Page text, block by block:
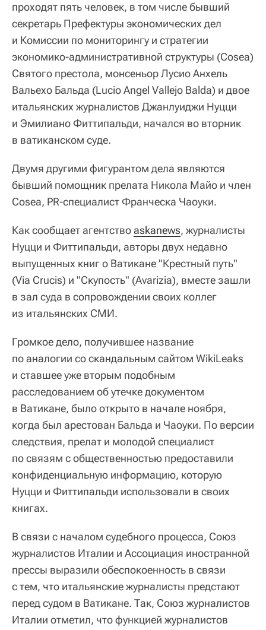
проходят пять человек, в том числе бывший
секретарь Префектуры экономических дел
и Комиссии по мониторингу и стратегии
экономико-административной структуры (Cosea)
Святого престола, монсеньор Лусио Анхель
Вальехо Бальда (Lucio Angel Vallejo Balda) и двое
итальянских журналистов Джанлуиджи Нуцци
и Эмилиано Фиттипальди, начался во вторник
в ватиканском суде.
Двумя другими фигурантом дела являются
бывший помощник прелата Никола Майо и член
Cosea, PR-специалист Франческа Чаоуки.
Как сообщает агентствоaskanews, журналисты
Нуцци и Фиттипальди, авторы двух недавно
выпущенных книг о Ватикане "Крестный путь"
(Via Crucis) и "Скупость" (Avarizia), вместе зашли
в зал суда в сопровождении своих коллег
из итальянских СМИ.
Громкое дело, получившее название
по аналогии со скандальным сайтом WikiLeaks
и ставшее уже вторым подобным
расследованием об утечке документом
в Ватикане, было открыто в начале ноября,
когда был арестован Бальда и Чаоуки. По версии
следствия, прелат и молодой специалист
по связям с общественностью предоставили
конфиденциальную информацию, которую
Нуцци и Фиттипальди использовали в своих
книгах.
В связи с началом судебного процесса, Союз
журналистов Италии и Ассоциация иностранной
прессы выразили обеспокоенность в связи
с тем, что итальянские журналисты предстают
перед судом в Ватикане. Так, Союз журналистов
Италии отметил, что функцией журналистов